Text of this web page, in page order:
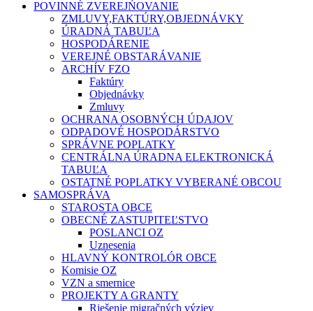
POVINNÉ ZVEREJŃOVANIE
ZMLUVY,FAKTÚRY,OBJEDNÁVKY
ÚRADNÁ TABUĽA
HOSPODÁRENIE
VEREJNÉ OBSTARÁVANIE
ARCHÍV FZO
Faktúry
Objednávky
Zmluvy
OCHRANA OSOBNÝCH ÚDAJOV
ODPADOVÉ HOSPODÁRSTVO
SPRÁVNE POPLATKY
CENTRÁLNA ÚRADNA ELEKTRONICKÁ
TABUĽA
OSTATNÉ POPLATKY VYBERANÉ OBCOU
SAMOSPRÁVA
STAROSTA OBCE
OBECNÉ ZASTUPITEĽSTVO
POSLANCI OZ
Uznesenia
HLAVNÝ KONTROLÓR OBCE
Komisie OZ
VZN a smernice
PROJEKTY A GRANTY
Riešenie migračných výziev